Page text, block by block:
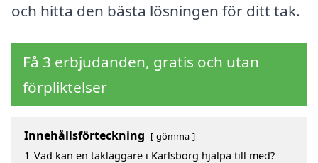
och hitta den bästa lösningen för ditt tak.
Få 3 erbjudanden, gratis och utan
förpliktelser
Innehållsförteckning gömma
1 Vad kan en takläggare i Karlsborg hjälpa till med?